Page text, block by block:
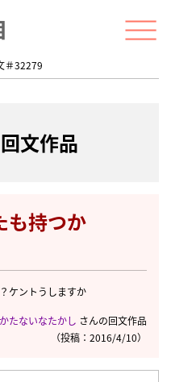
＃32279
回文作品
も持つか
ケントうしますか
たないなたかし さんの回文作品
（投稿：2016/4/10）